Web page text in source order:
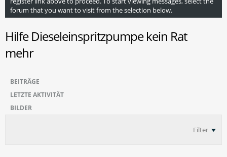
forum that you want to visit from the selection below.
Hilfe Dieseleinspritzpumpe kein Rat
mehr
BEITRÄGE
LETZTE AKTIVITÄT
BILDER
Filter